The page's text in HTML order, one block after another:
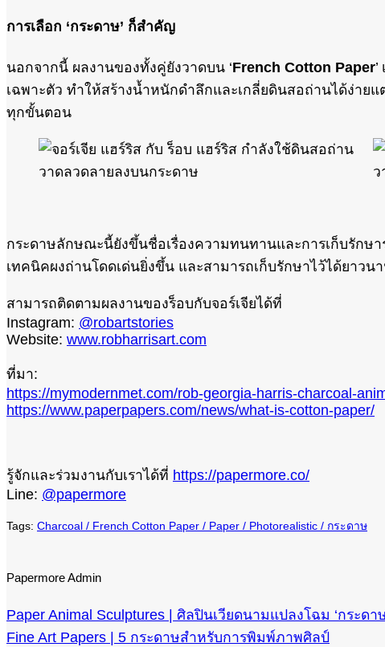
การเลือก ‘กระดาษ’ ก็สำคัญ
นอกจากนี้ ผลงานของทั้งคู่ยังวาดบน ‘French Cotton Paper
เฉพาะตัว ทำให้สร้างน้ำหนักดำลึกและเกลี่ยดินสอถ่านได้ง่า
ทุกขั้นตอน
กระดาษลักษณะนี้ยังขึ้นชื่อเรื่องความทนทานและการเก็บรักษา
เทคนิคผงถ่านโดดเด่นยิ่งขึ้น และสามารถเก็บรักษาไว้ได้ยา
สามารถติดตามผลงานของร็อบกับจอร์เจียได้ที่
Instagram: @robartstories
Website: www.robharrisart.com
ที่มา:
https://mymodernmet.com/rob-georgia-harris-charcoal-
https://www.paperpapers.com/news/what-is-cotton-paper/
รู้จักและร่วมงานกับเราได้ที่ https://papermore.co/
Line: @papermore
Charcoal French Cotton Paper Paper Photorealistic กระดาษ
Papermore Admin
Paper Animal Sculptures | ศิลปินเวียดนามแปลงโฉม ‘กระดา
Fine Art Papers | 5 กระดาษสำหรับการพิมพ์ภาพศิลป์